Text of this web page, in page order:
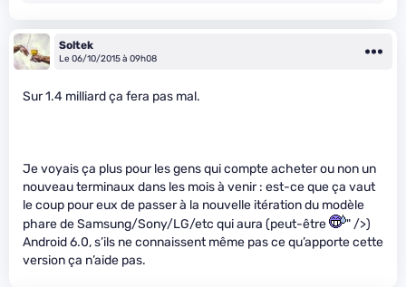
Soltek
Le 06/10/2015 à 09h08
Sur 1.4 milliard ça fera pas mal.
Je voyais ça plus pour les gens qui compte acheter ou non un
nouveau terminaux dans les mois à venir : est-ce que ça vaut
le coup pour eux de passer à la nouvelle itération du modèle
phare de Samsung/Sony/LG/etc qui aura (peut-être
" />)
Android 6.0, s’ils ne connaissent même pas ce qu’apporte cette
version ça n’aide pas.